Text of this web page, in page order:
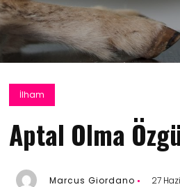
İlham
Aptal Olma
Marcus Giordano 27